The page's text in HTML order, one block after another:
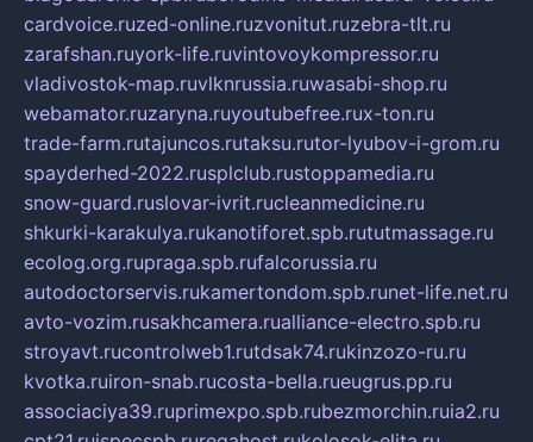
cardvoice.ruzed-online.ruzvonitut.ruzebra-tlt.ru
zarafshan.ruyork-life.ruvintovoykompressor.ru
vladivostok-map.ruvlknrussia.ruwasabi-shop.ru
webamator.ruzaryna.ruyoutubefree.rux-ton.ru
trade-farm.rutajuncos.rutaksu.rutor-lyubov-i-grom.ru
spayderhed-2022.rusplclub.rustoppamedia.ru
snow-guard.ruslovar-ivrit.rucleanmedicine.ru
shkurki-karakulya.rukanotiforet.spb.rututmassage.ru
ecolog.org.rupraga.spb.rufalcorussia.ru
autodoctorservis.rukamertondom.spb.runet-life.net.ru
avto-vozim.rusakhcamera.rualliance-electro.spb.ru
stroyavt.rucontrolweb1.rutdsak74.rukinzozo-ru.ru
kvotka.ruiron-snab.rucosta-bella.rueugrus.pp.ru
associaciya39.ruprimexpo.spb.rubezmorchin.ruia2.ru